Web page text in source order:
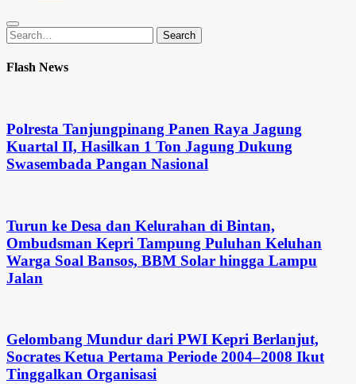
Search
for:
Search
Flash News
Polresta Tanjungpinang Panen Raya Jagung
Kuartal II, Hasilkan 1 Ton Jagung Dukung
Swasembada Pangan Nasional
Turun ke Desa dan Kelurahan di Bintan,
Ombudsman Kepri Tampung Puluhan Keluhan
Warga Soal Bansos, BBM Solar hingga Lampu
Jalan
Gelombang Mundur dari PWI Kepri Berlanjut,
Socrates Ketua Pertama Periode 2004–2008 Ikut
Tinggalkan Organisasi